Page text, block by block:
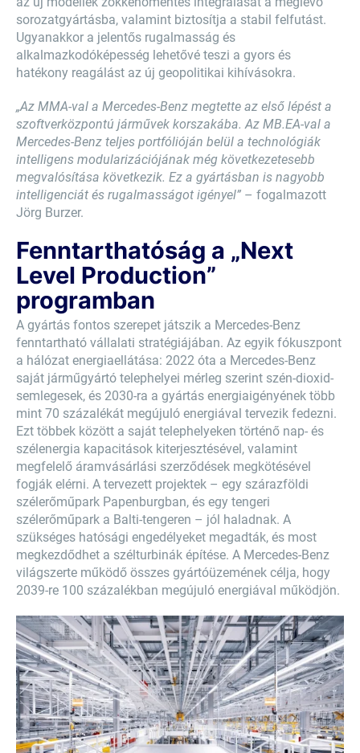
sorozatgyártásba, valamint biztosítja a stabil felfutást.
Ugyanakkor a jelentős rugalmasság és
alkalmazkodóképesség lehetővé teszi a gyors és
hatékony reagálást az új geopolitikai kihívásokra.
„Az MMA-val a Mercedes-Benz megtette az első lépést a
szoftverközpontú járművek korszakába. Az MB.EA-val a
Mercedes-Benz teljes portfólióján belül a technológiák
intelligens modularizációjának még következetesebb
megvalósítása következik. Ez a gyártásban is nagyobb
intelligenciát és rugalmasságot igényel” – fogalmazott
Jörg Burzer.
Fenntarthatóság a „Next
Level Production”
programban
A gyártás fontos szerepet játszik a Mercedes-Benz
fenntartható vállalati stratégiájában. Az egyik fókuszpont
a hálózat energiaellátása: 2022 óta a Mercedes-Benz
saját járműgyártó telephelyei mérleg szerint szén-dioxid-
semlegesek, és 2030-ra a gyártás energiaigényének több
mint 70 százalékát megújuló energiával tervezik fedezni.
Ezt többek között a saját telephelyeken történő nap- és
szélenergia kapacitások kiterjesztésével, valamint
megfelelő áramvásárlási szerződések megkötésével
fogják elérni. A tervezett projektek – egy szárazföldi
szélerőműpark Papenburgban, és egy tengeri
szélerőműpark a Balti-tengeren – jól haladnak. A
szükséges hatósági engedélyeket megadták, és most
megkezdődhet a szélturbinák építése. A Mercedes-Benz
világszerte működő összes gyártóüzemének célja, hogy
2039-re 100 százalékban megújuló energiával működjön.